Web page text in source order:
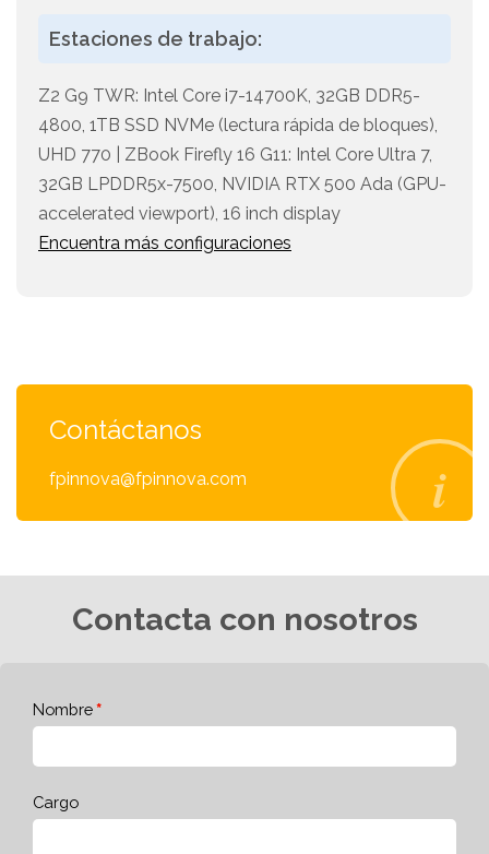
Estaciones de trabajo:
Z2 G9 TWR: Intel Core i7-14700K, 32GB DDR5-
4800, 1TB SSD NVMe (lectura rápida de bloques),
UHD 770 | ZBook Firefly 16 G11: Intel Core Ultra 7,
32GB LPDDR5x-7500, NVIDIA RTX 500 Ada (GPU-
accelerated viewport), 16 inch display
Encuentra más configuraciones
Contáctanos
fpinnova@fpinnova.com
Contacta con nosotros
Nombre
Cargo